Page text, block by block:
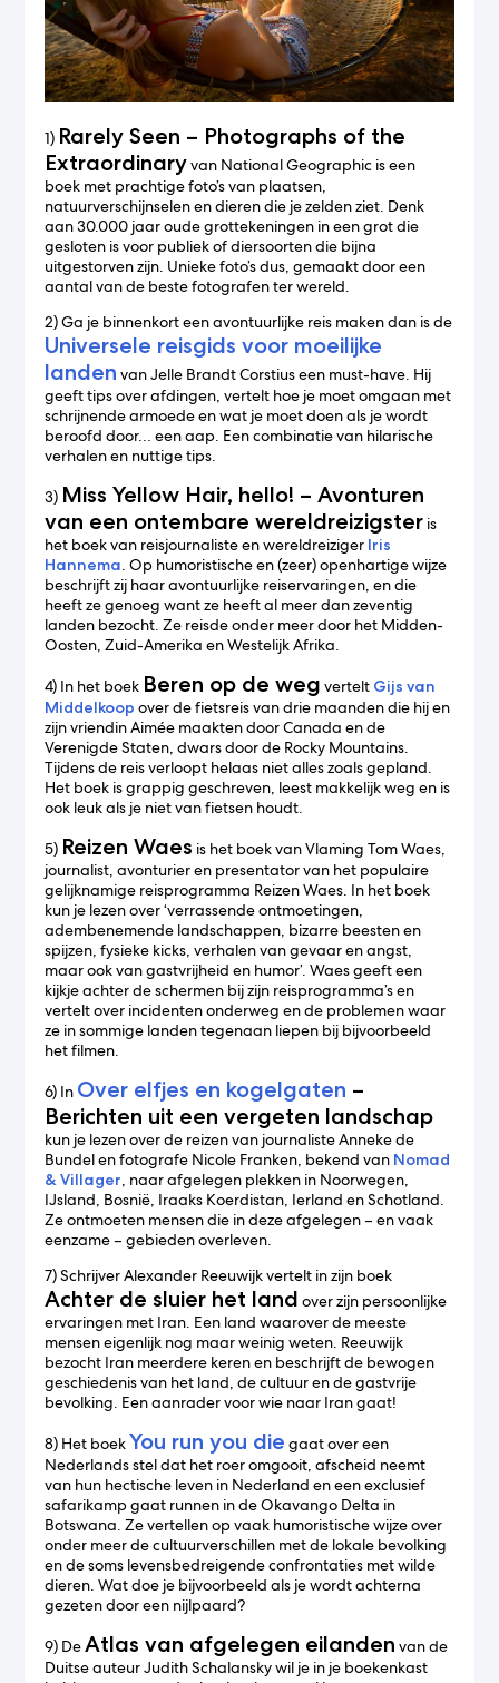
1) Rarely Seen – Photographs of the
Extraordinaryvan National Geographic is een
boek met prachtige foto’s van plaatsen,
natuurverschijnselen en dieren die je zelden ziet. Denk
aan 30.000 jaar oude grottekeningen in een grot die
gesloten is voor publiek of diersoorten die bijna
uitgestorven zijn. Unieke foto’s dus, gemaakt door een
aantal van de beste fotografen ter wereld.
2) Ga je binnenkort een avontuurlijke reis maken dan is de
Universele reisgids voor moeilijke
landen van Jelle Brandt Corstius een must-have. Hij
geeft tips over afdingen, vertelt hoe je moet omgaan met
schrijnende armoede en wat je moet doen als je wordt
beroofd door… een aap. Een combinatie van hilarische
verhalen en nuttige tips.
3) Miss Yellow Hair, hello! – Avonturen
van een ontembare wereldreizigster is
het boek van reisjournaliste en wereldreiziger Iris
Hannema. Op humoristische en (zeer) openhartige wijze
beschrijft zij haar avontuurlijke reiservaringen, en die
heeft ze genoeg want ze heeft al meer dan zeventig
landen bezocht. Ze reisde onder meer door het Midden-
Oosten, Zuid-Amerika en Westelijk Afrika.
4) In het boek Beren op de weg vertelt Gijs van
Middelkoop over de fietsreis van drie maanden die hij en
zijn vriendin Aimée maakten door Canada en de
Verenigde Staten, dwars door de Rocky Mountains.
Tijdens de reis verloopt helaas niet alles zoals gepland.
Het boek is grappig geschreven, leest makkelijk weg en is
ook leuk als je niet van fietsen houdt.
5) Reizen Waes is het boek van Vlaming Tom Waes,
journalist, avonturier en presentator van het populaire
gelijknamige reisprogramma Reizen Waes. In het boek
kun je lezen over ‘verrassende ontmoetingen,
adembenemende landschappen, bizarre beesten en
spijzen, fysieke kicks, verhalen van gevaar en angst,
maar ook van gastvrijheid en humor’. Waes geeft een
kijkje achter de schermen bij zijn reisprogramma’s en
vertelt over incidenten onderweg en de problemen waar
ze in sommige landen tegenaan liepen bij bijvoorbeeld
het filmen.
6) In Over elfjes en kogelgaten –
Berichten uit een vergeten landschap
kun je lezen over de reizen van journaliste Anneke de
Bundel en fotografe Nicole Franken, bekend van Nomad
& Villager, naar afgelegen plekken in Noorwegen,
IJsland, Bosnië, Iraaks Koerdistan, Ierland en Schotland.
Ze ontmoeten mensen die in deze afgelegen – en vaak
eenzame – gebieden overleven.
7) Schrijver Alexander Reeuwijk vertelt in zijn boek
Achter de sluier het land over zijn persoonlijke
ervaringen met Iran. Een land waarover de meeste
mensen eigenlijk nog maar weinig weten. Reeuwijk
bezocht Iran meerdere keren en beschrijft de bewogen
geschiedenis van het land, de cultuur en de gastvrije
bevolking. Een aanrader voor wie naar Iran gaat!
8) Het boekYou run you die gaat over een
Nederlands stel dat het roer omgooit, afscheid neemt
van hun hectische leven in Nederland en een exclusief
safarikamp gaat runnen in de Okavango Delta in
Botswana. Ze vertellen op vaak humoristische wijze over
onder meer de cultuurverschillen met de lokale bevolking
en de soms levensbedreigende confrontaties met wilde
dieren. Wat doe je bijvoorbeeld als je wordt achterna
gezeten door een nijlpaard?
9) DeAtlas van afgelegen eilanden van de
Duitse auteur Judith Schalansky wil je in je boekenkast